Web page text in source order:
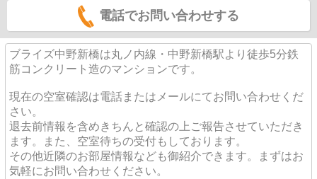
電話でお問い合わせする
ブライズ中野新橋は丸ノ内線・中野新橋駅より徒歩5分鉄
筋コンクリート造のマンションです。
現在の空室確認は電話またはメールにてお問い合わせくだ
さい。
退去前情報を含めきちんと確認の上ご報告させていただき
ます。また、空室待ちの受付もしております。
その他近隣のお部屋情報なども御紹介できます。まずはお
気軽にお問い合わせください。